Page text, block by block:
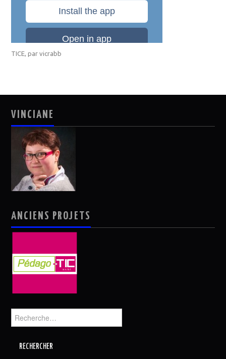
TICE, parvicrabb
VINCIANE
ANCIENS PROJETS
Rechercher :